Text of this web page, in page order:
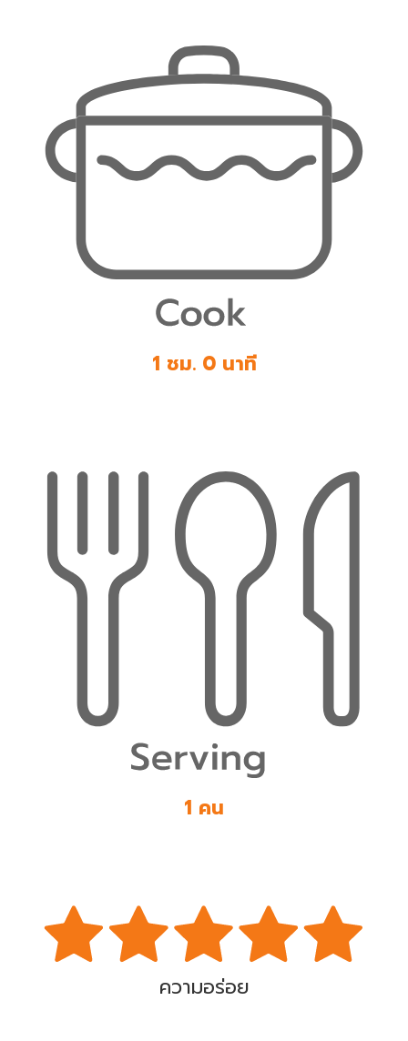
1 ชม. 0 นาที
1 คน
ความอร่อย